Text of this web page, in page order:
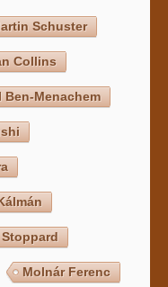
Schuster
Collins
Ben-Menachem
Stoppard
Molnár Ferenc